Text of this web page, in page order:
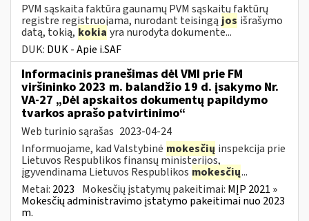
PVM sąskaita faktūra gaunamų PVM sąskaitų faktūrų
registre registruojama, nurodant teisingą jos išrašymo
datą, tokią, kokia yra nurodyta dokumente...
DUK: DUK - Apie i.SAF
Informacinis pranešimas dėl VMI prie FM
viršininko 2023 m. balandžio 19 d. įsakymo Nr.
VA-27 „Dėl apskaitos dokumentų papildymo
tvarkos aprašo patvirtinimo“
Web turinio sąrašas 2023-04-24
Informuojame, kad Valstybinė mokesčių inspekcija prie
Lietuvos Respublikos finansų ministerijos,
įgyvendinama Lietuvos Respublikos mokesčių...
Metai: 2023 Mokesčių įstatymų pakeitimai: MĮP 2021 »
Mokesčių administravimo įstatymo pakeitimai nuo 2023
m.